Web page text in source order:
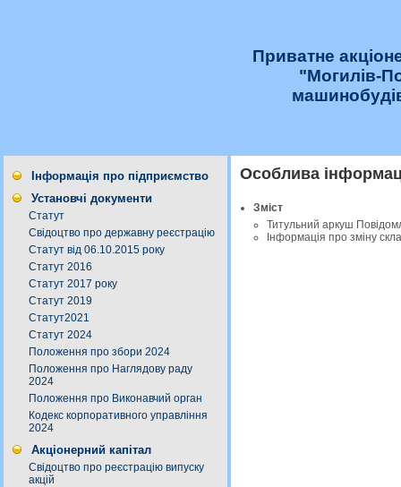
Приватне
"Могилів-
Інформація про підприємство
Установчі документи
Статут
Свідоцтво про державну реєстрацію
Статут від 06.10.2015 року
Статут 2016
Статут 2017 року
Статут 2019
Статут2021
Статут 2024
Положення про збори 2024
Положення про Наглядову раду
2024
Положення про Виконавчий орган
Кодекс корпоративного управління
2024
Акціонерний капітал
Свідоцтво про реєстрацію випуску
акцій
Особлива
Зміст
Титульний аркуш
Інформація про зміну